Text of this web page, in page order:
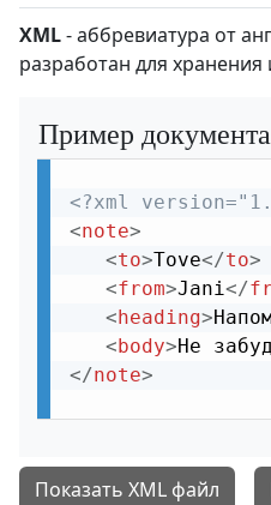
XML- аббревиатура от
разработан для
Пример
<?xml
<note>
<to>Tove</to>
<from>Jani</
< heading>
< body>Не
</note>
Показать XML файл